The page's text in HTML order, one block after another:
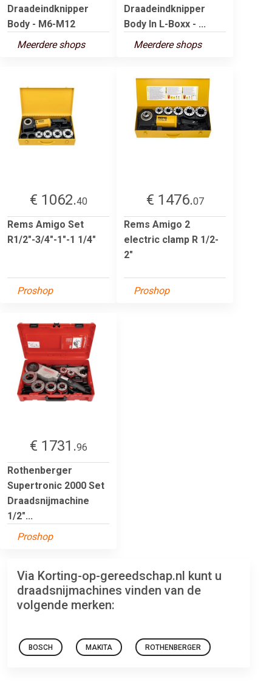
Draadeindknipper
Body - M6-M12
Meerdere shops
Draadeindknipper
Body In L-Boxx - ...
Meerdere shops
€ 1062.40
Rems Amigo Set
R1/2"-3/4"-1"-1 1/4"
Proshop
€ 1476.07
Rems Amigo 2
electric clamp R 1/2-
2"
Proshop
€ 1731.96
Rothenberger
Supertronic 2000 Set
Draadsnijmachine
1/2"...
Proshop
Via Korting-op-gereedschap.nl kunt u
draadsnijmachines vinden van de
volgende merken:
BOSCH MAKITA ROTHENBERGER